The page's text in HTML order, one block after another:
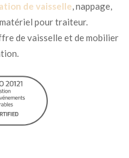
de vaisselle, nappage,
pour traiteur.
de vaisselle et de mobilier